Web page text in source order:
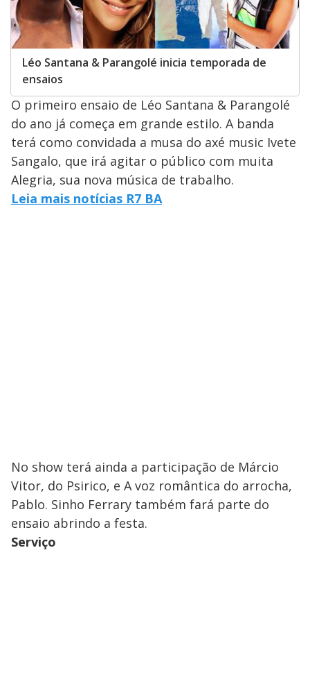
Léo Santana & Parangolé inicia temporada de
ensaios
O primeiro ensaio de Léo Santana & Parangolé
do ano já começa em grande estilo. A banda
terá como convidada a musa do axé music Ivete
Sangalo, que irá agitar o público com muita
Alegria, sua nova música de trabalho.
Leia mais notícias R7 BA
No show terá ainda a participação de Márcio
Vitor, do Psirico, e A voz romântica do arrocha,
Pablo. Sinho Ferrary também fará parte do
ensaio abrindo a festa.
Serviço